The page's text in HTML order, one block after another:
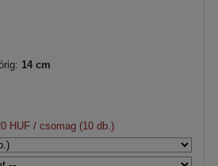
14 cm
HUF / csomag (10 db.)